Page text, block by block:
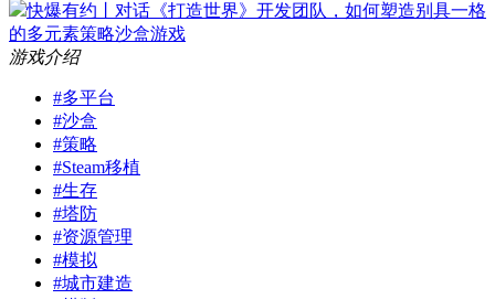
快爆有约丨对话《打造世界》开发团队，如何塑造别具一格
的多元素策略沙盒游戏
游戏介绍
#多平台
#沙盒
#策略
#Steam移植
#生存
#塔防
#资源管理
#模拟
#城市建造